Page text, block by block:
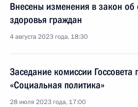
Внесены изменения в закон об
здоровья граждан
4 августа 2023 года, 18:30
Заседание комиссии
«Социальная политика»
28 июля 2023 года, 17:00